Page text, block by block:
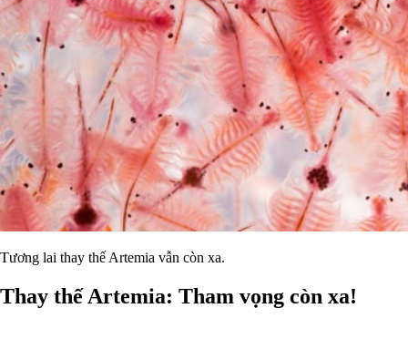
Tương lai thay thế Artemia vẫn còn xa.
Thay thế Artemia: Tham vọng còn xa!